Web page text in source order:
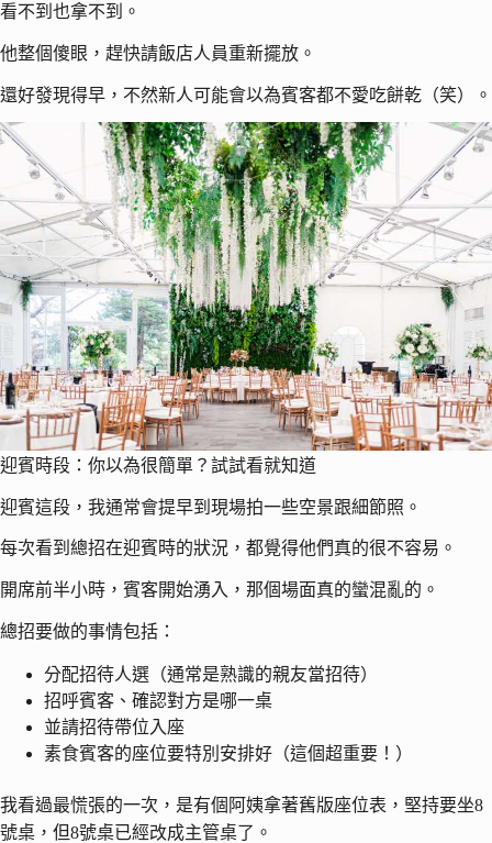
看不到也拿不到。
他整個傻眼，趕快請飯店人員重新擺放。
還好發現得早，不然新人可能會以為賓客都不愛吃餅乾（笑）。
迎賓時段：你以為很簡單？試試看就知道
迎賓這段，我通常會提早到現場拍一些空景跟細節照。
每次看到總招在迎賓時的狀況，都覺得他們真的很不容易。
開席前半小時，賓客開始湧入，那個場面真的蠻混亂的。
總招要做的事情包括：
分配招待人選（通常是熟識的親友當招待）
招呼賓客、確認對方是哪一桌
並請招待帶位入座
素食賓客的座位要特別安排好（這個超重要！）
我看過最慌張的一次，是有個阿姨拿著舊版座位表，堅持要坐8
號桌，但8號桌已經改成主管桌了。